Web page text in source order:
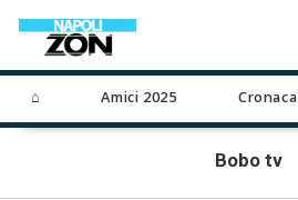
⌂ Amici 2025 Cronaca
Bobo tv